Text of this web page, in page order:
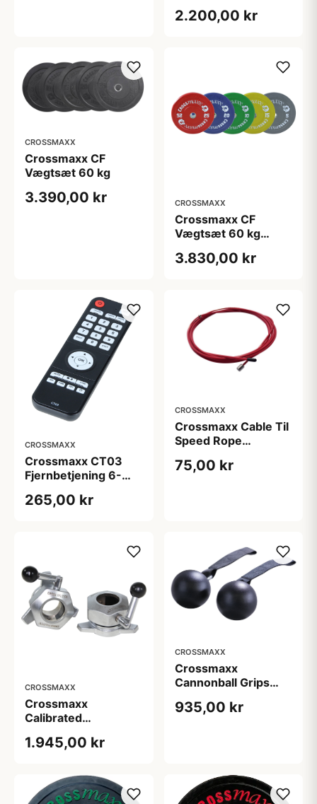
2.200,00 kr
CROSSMAXX
Crossmaxx CF
Vægtsæt 60 kg
3.390,00 kr CROSSMAXX
Crossmaxx CF
Vægtsæt 60 kg
3.830,00 kr
CROSSMAXX
Crossmaxx CT03
Fjernbetjening 6-
265,00 kr
CROSSMAXX
Crossmaxx Cable Til
Speed Rope
75,00 kr
CROSSMAXX
Crossmaxx
Calibrated
(Sæt)
1.945,00 kr
CROSSMAXX
Crossmaxx
Cannonball Grips
935,00 kr